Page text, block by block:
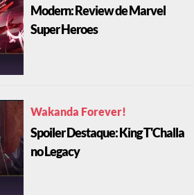
Modern: Review de Marvel
Super Heroes
Wakanda Forever!
Spoiler Destaque: King T'Challa
no Legacy